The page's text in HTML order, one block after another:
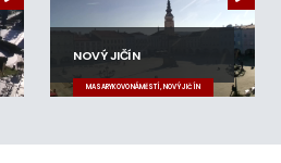
NOVÝ JIČÍN
MASARYKOVO NÁMĚSTÍ, NOVÝ JIČÍN